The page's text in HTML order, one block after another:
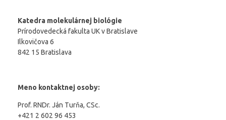
Katedra molekulárnej biológie
Prírodovedecká fakulta UK v Bratislave
Ilkovičova 6
842 15 Bratislava
Meno kontaktnej osoby:
Prof. RNDr. Ján Turňa, CSc.
+421 2 602 96 453